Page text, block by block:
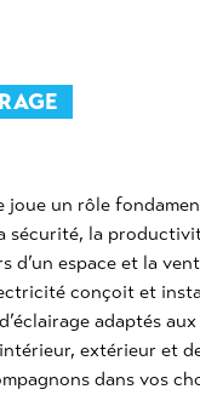
joue un rôle
sécurité, la
d’un espace et la
conçoit et
adaptés
extérieur et
dans vos